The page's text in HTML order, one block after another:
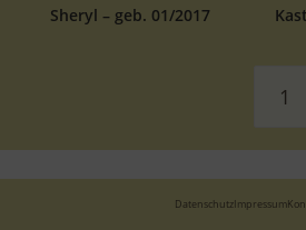
Sheryl – geb. 01/2017
1
DatenschutzImpressum